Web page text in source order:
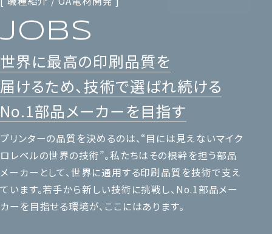
JOBS
世界に最高の印刷品質を
届けるため、 技術で選ばれ続ける
No.1部品メーカーを目指す
プリンターの品質を決めるのは、“目には見えないマイク
ロレベルの世界の技術”。私たちはその根幹を担う部品
メーカーとして、世界に通用する印刷品質を技術で支え
ています。若手から新しい技術に挑戦し、No.1部品メー
カーを目指せる環境が、ここにはあります。